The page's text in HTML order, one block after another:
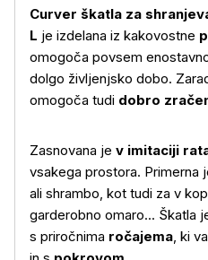
Več o izdelku
Curver škatla za
L je izdelana iz kakovostne
omogoča povsem
dolgo življenjsko dobo.
omogoča tudi dobro
Zasnovana je v imitaciji
vsakega prostora. Primerna
ali shrambo, kot tudi za v
garderobno omaro... Škatla
s priročnima ročajema, ki